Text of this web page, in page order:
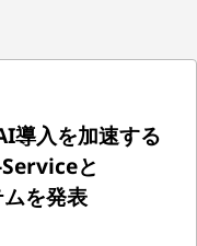
導入を加速する
と
を発表